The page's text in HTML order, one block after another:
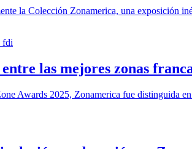
la Colección Zonamerica, una exposición
las mejores zonas
Awards 2025, Zonamerica fue distinguida